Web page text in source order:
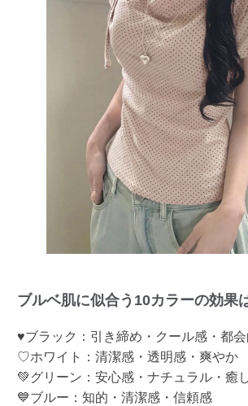
ブルベ肌に似合う10カラーの効果
♥ブラック：引き締め・クール感・都会
♡ホワイト：清潔感・透明感・爽やか
💚グリーン：安心感・ナチュラル・癒
💙ブルー：知的・清潔感・信頼感